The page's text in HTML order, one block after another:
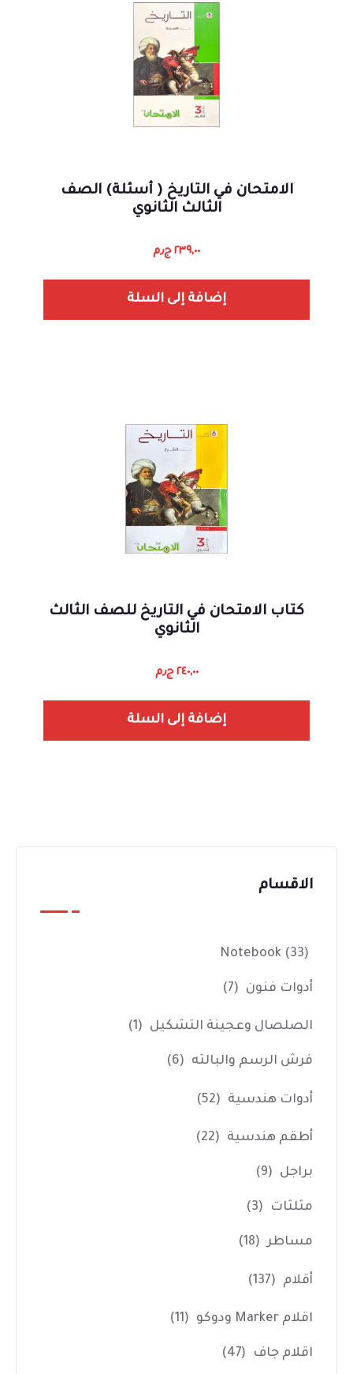
الامتحان في التاريخ ( أسئلة) الصف
الثالث الثانوي
٢٣٩,٠٠ ج٫م
إضافة إلى السلة
كتاب الامتحان في التاريخ للصف الثالث
الثانوي
٢٤٠,٠٠ ج٫م
إضافة إلى السلة
الاقسام
Notebook (33)
أدوات فنون (7)
الصلصال وعجينة التشكيل (1)
فرش الرسم والبالته (6)
أدوات هندسية (52)
أطقم هندسية (22)
براجل (9)
مثلثات (3)
مساطر (18)
أقلام (137)
اقلام Marker ودوكو (11)
اقلام جاف (47)